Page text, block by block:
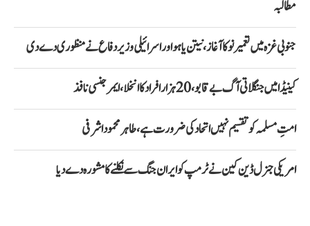
مطالبہ
جنوبی غزہ میں تعمیر نو کا آغاز، نیتن یاہو اور اسرائیلی وزیر دفاع نے منظوری دے دی
کینیڈا میں جنگلاتی آگ بے قابو، 20 ہزار افراد کا انخلا، ایمرجنسی نافذ
امتِ مسلمہ کو تقسیم نہیں اتحاد کی ضرورت ہے، طاہر محمود اشرفی
امریکی جنرل ڈین کین نے ٹرمپ کو ایران جنگ سے نکلنے کا مشورہ دے دیا